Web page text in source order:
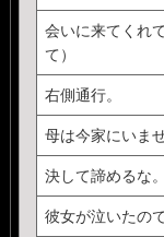
会いに来てくれ
て）
右側通行。
母は今家にいませ
決して諦めるな。
彼女が泣いたの